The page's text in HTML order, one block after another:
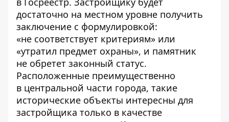
достаточно на местном уровне получить
заключение с формулировкой:
«не соответствует критериям» или
«утратил предмет охраны», и памятник
не обретет законный статус.
Расположенные преимущественно
в центральной части города, такие
исторические объекты интересны для
застройщика только в качестве